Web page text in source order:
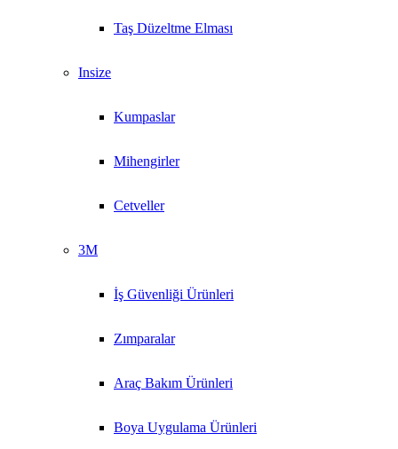
Taş Düzeltme Elması
Insize
Kumpaslar
Mihengirler
Cetveller
3M
İş Güvenliği Ürünleri
Zımparalar
Araç Bakım Ürünleri
Boya Uygulama Ürünleri